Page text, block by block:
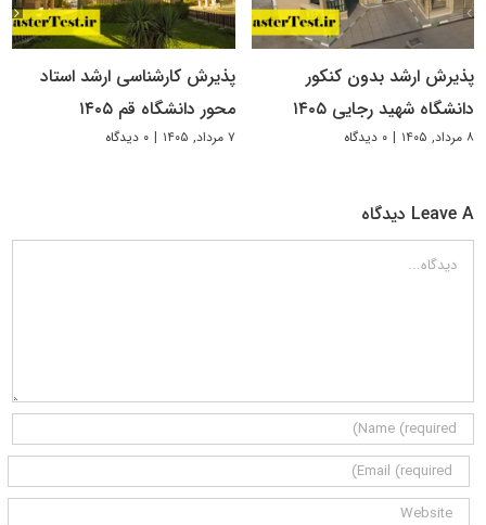
پذیرش ارشد بدون کنکور
دانشگاه شهید رجایی ۱۴۰۵
۸ مرداد, ۱۴۰۵ | ۰ دیدگاه
پذیرش کارشناسی ارشد استاد
محور دانشگاه قم ۱۴۰۵
۷ مرداد, ۱۴۰۵ | ۰ دیدگاه
Leave A دیدگاه
دیدگاه